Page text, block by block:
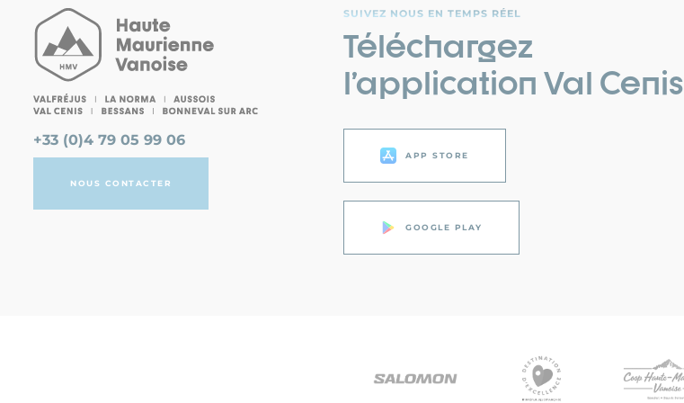
+33 (0)4 79 05 99 06
NOUS CONTACTER
SUIVEZ NOUS EN TEMPS RÉEL
Téléchargez
l’application Val Cenis
APP STORE
GOOGLE PLAY